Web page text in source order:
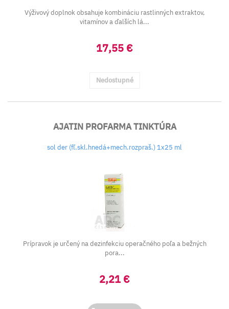
Výživový doplnok obsahuje kombináciu rastlinných extraktov,
vitamínov a ďalších lá...
17,55 €
Nedostupné
AJATIN PROFARMA TINKTÚRA
sol der (fľ.skl.hnedá+mech.rozpraš.) 1x25 ml
Prípravok je určený na dezinfekciu operačného poľa a bežných
pora...
2,21 €